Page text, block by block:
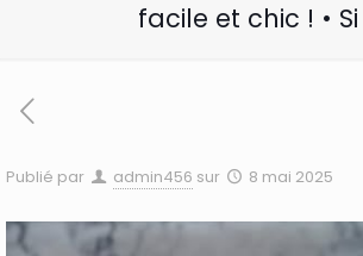
facile et chic ! •
Publié par admin456 sur 8 mai 2025